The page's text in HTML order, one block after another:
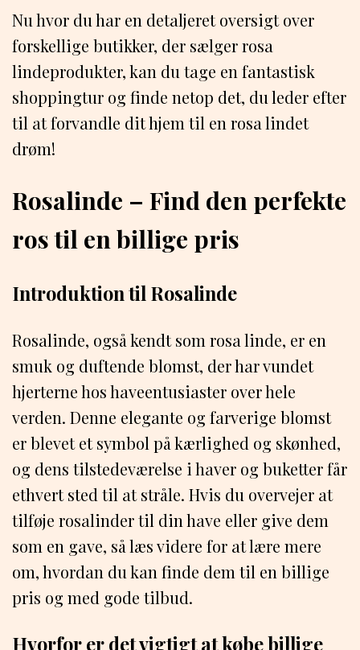
Nu hvor du har en detaljeret oversigt over
forskellige butikker, der sælger rosa
lindeprodukter, kan du tage en fantastisk
shoppingtur og finde netop det, du leder efter
til at forvandle dit hjem til en rosa lindet
drøm!
Rosalinde – Find den perfekte
ros til en billige pris
Introduktion til Rosalinde
Rosalinde, også kendt som rosa linde, er en
smuk og duftende blomst, der har vundet
hjerterne hos haveentusiaster over hele
verden. Denne elegante og farverige blomst
er blevet et symbol på kærlighed og skønhed,
og dens tilstedeværelse i haver og buketter får
ethvert sted til at stråle. Hvis du overvejer at
tilføje rosalinder til din have eller give dem
som en gave, så læs videre for at lære mere
om, hvordan du kan finde dem til en billige
pris og med gode tilbud.
Hvorfor er det vigtigt at købe billige